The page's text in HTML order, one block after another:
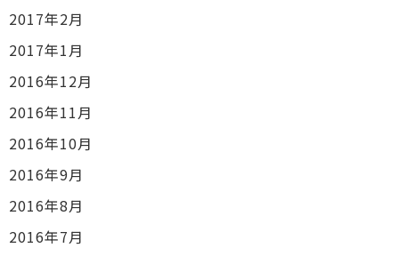
2017年2月
2017年1月
2016年12月
2016年11月
2016年10月
2016年9月
2016年8月
2016年7月